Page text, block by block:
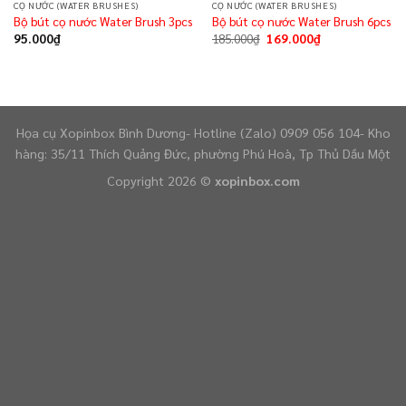
CỌ NƯỚC (WATER BRUSHES)
Bộ bút cọ nước Water Brush 3pcs
95.000₫
CỌ NƯỚC (WATER BRUSHES)
Bộ bút cọ nước Water Brush 6pcs
185.000₫ 169.000₫
Họa cụ Xopinbox Bình Dương- Hotline (Zalo) 0909 056 104- Kho
hàng: 35/11 Thích Quảng Đức, phường Phú Hoà, Tp Thủ Dầu Một
Copyright 2026 © xopinbox.com